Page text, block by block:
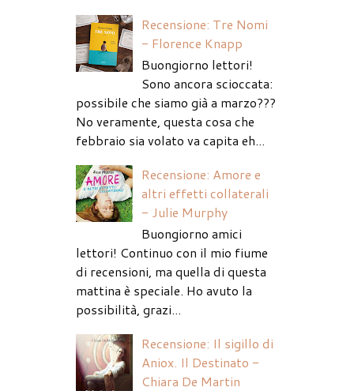
Recensione: Tre Nomi
- Florence Knapp
Buongiorno lettori!
Sono ancora scioccata:
possibile che siamo già a marzo???
No veramente, questa cosa che
febbraio sia volato va capita eh...
Recensione: Amore e
altri effetti collaterali
- Julie Murphy
Buongiorno amici
lettori! Continuo con il mio fiume
di recensioni, ma quella di questa
mattina è speciale. Ho avuto la
possibilità, grazi...
Recensione: Il sigillo di
Aniox. Il Destinato -
Chiara De Martin